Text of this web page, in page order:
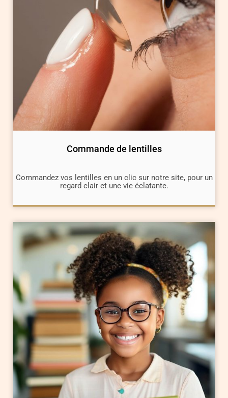
Commande de lentilles
Commandez vos lentilles en un clic sur notre site, pour un
regard clair et une vie éclatante.